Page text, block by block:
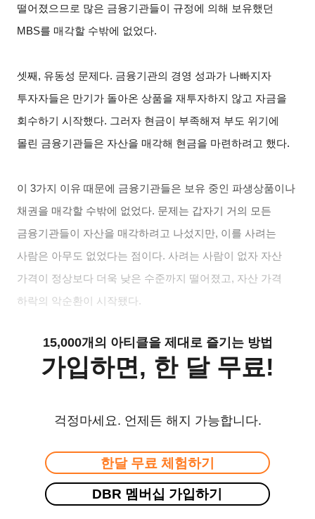
떨어졌으므로 많은 금융기관들이 규정에 의해 보유했던
MBS를 매각할 수밖에 없었다.
셋째, 유동성 문제다. 금융기관의 경영 성과가 나빠지자
투자자들은 만기가 돌아온 상품을 재투자하지 않고 자금을
회수하기 시작했다. 그러자 현금이 부족해져 부도 위기에
몰린 금융기관들은 자산을 매각해 현금을 마련하려고 했다.
이 3가지 이유 때문에 금융기관들은 보유 중인 파생상품이나
채권을 매각할 수밖에 없었다. 문제는 갑자기 거의 모든
금융기관들이 자산을 매각하려고 나섰지만, 이를 사려는
사람은 아무도 없었다는 점이다. 사려는 사람이 없자 자산
가격이 정상보다 더욱 낮은 수준까지 떨어졌고, 자산 가격
하락의 악순환이 시작됐다.
15,000개의 아티클을 제대로 즐기는 방법
가입하면, 한 달 무료!
걱정마세요. 언제든 해지 가능합니다.
한달 무료 체험하기
DBR 멤버십 가입하기